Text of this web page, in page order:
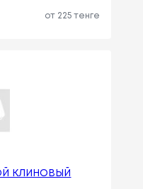
от 225 тенге
КЛИНОВЫЙ